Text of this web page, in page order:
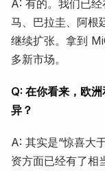
A: 有的。我们已
马、巴拉圭、阿
继续扩张。拿到
多新市场。
Q: 在你看来，欧
异？
A: 其实是“惊喜大
资方面已经有了相